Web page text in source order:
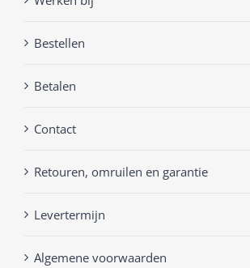
Bestellen
Betalen
Contact
Retouren, omruilen en garantie
Levertermijn
Algemene voorwaarden